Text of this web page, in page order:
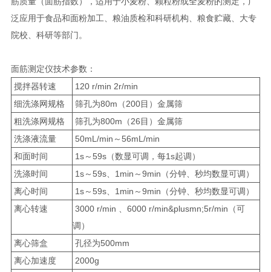
泛应用于食品和面粉加工、粮油质检和科研机构、粮食贮藏、大专
院校、科研等部门。
面筋测定仪技术参数：
搅拌器转速
120 r/min 2r/min
细洗涤网规格
筛孔为80m（200目）金属筛
粗洗涤网规格
筛孔为800m（26目）金属筛
洗涤液流量
50mL/min～56mL/min
和面时间
1s～59s（数显可调，每1s起调）
洗涤时间
1s～59s、1min～9min（分钟、秒均数显可调）
离心时间
1s～59s、1min～9min（分钟、秒均数显可调）
离心转速
3000 r/min 、6000 r/min&plusmn;5r/min（可
调）
离心筛盒
孔径为500mm
离心加速度
2000g